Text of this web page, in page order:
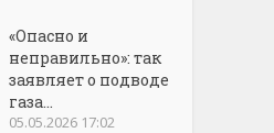
«Опасно и
неправильно»: так
заявляет о подводе
газа...
05.05.2026 17:02